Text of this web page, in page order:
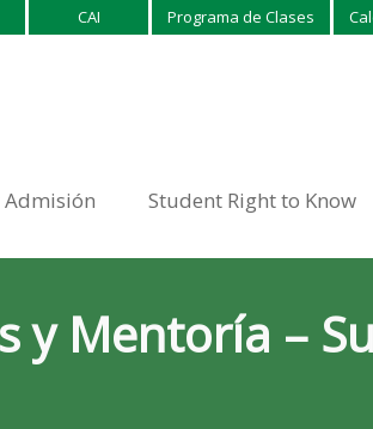
CAI Programa de Clases
Admisión Student Right to Know
y Mentoría –